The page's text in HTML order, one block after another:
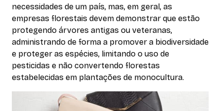
necessidades de um país, mas, em geral, as
empresas florestais devem demonstrar que estão
protegendo árvores antigas ou veteranas,
administrando de forma a promover a biodiversidade
e proteger as espécies, limitando o uso de
pesticidas e não convertendo florestas
estabelecidas em plantações de monocultura.